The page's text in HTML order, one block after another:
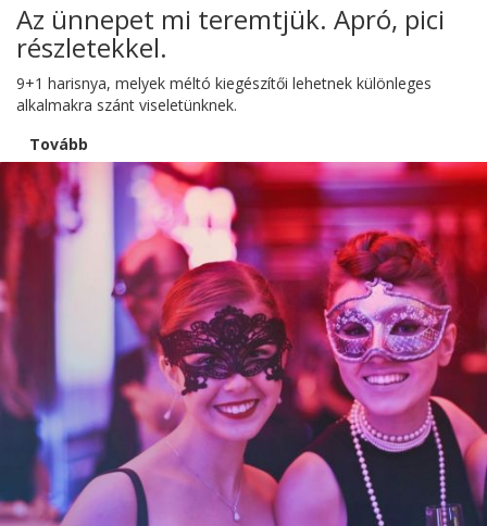
Az ünnepet mi teremtjük. Apró, pici
részletekkel.
9+1 harisnya, melyek méltó kiegészítői lehetnek különleges
alkalmakra szánt viseletünknek.
Tovább